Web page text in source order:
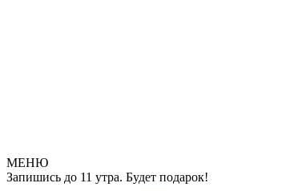
МЕНЮ
Запишись до 11 утра. Будет подарок!